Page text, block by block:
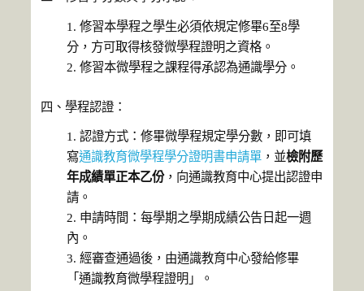
修習本學程之學生必須依規定修畢6至8學
分，方可取得核發微學程證明之資格。
修習本微學程之課程得承認為通識學分。
四、學程認證：
認證方式：修畢微學程規定學分數，即可填
寫通識教育微學程學分證明書申請單 ，並檢附歷
年成績單正本乙份，向通識教育中心提出認證申
請。
申請時間：每學期之學期成績公告日起一週
內。
經審查通過後，由通識教育中心發給修畢
「通識教育微學程證明」。